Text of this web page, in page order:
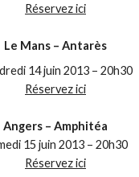
Réservez ici
Le Mans – Antarès
14 juin 2013 – 20h30
Réservez ici
Angers – Amphitéa
15 juin 2013 – 20h30
Réservez ici